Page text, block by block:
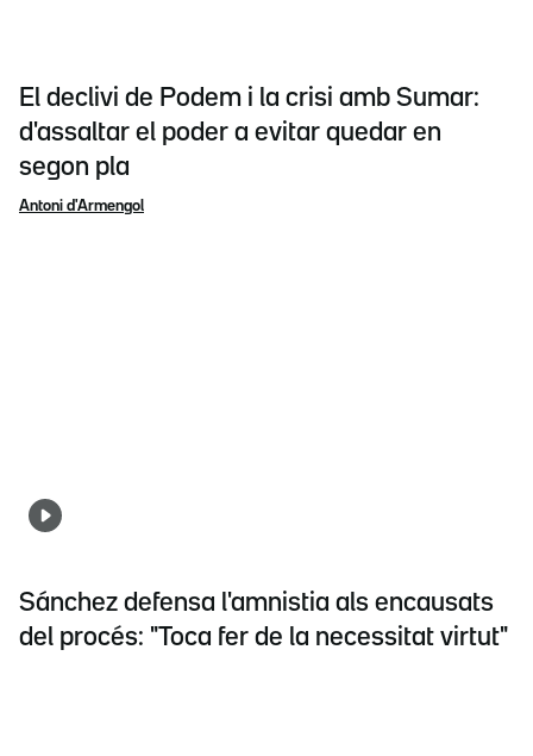
El declivi de Podem i la crisi amb Sumar:
d'assaltar el poder a evitar quedar en
segon pla
Antoni d'Armengol
Sánchez defensa l'amnistia als encausats
del procés: "Toca fer de la necessitat virtut"